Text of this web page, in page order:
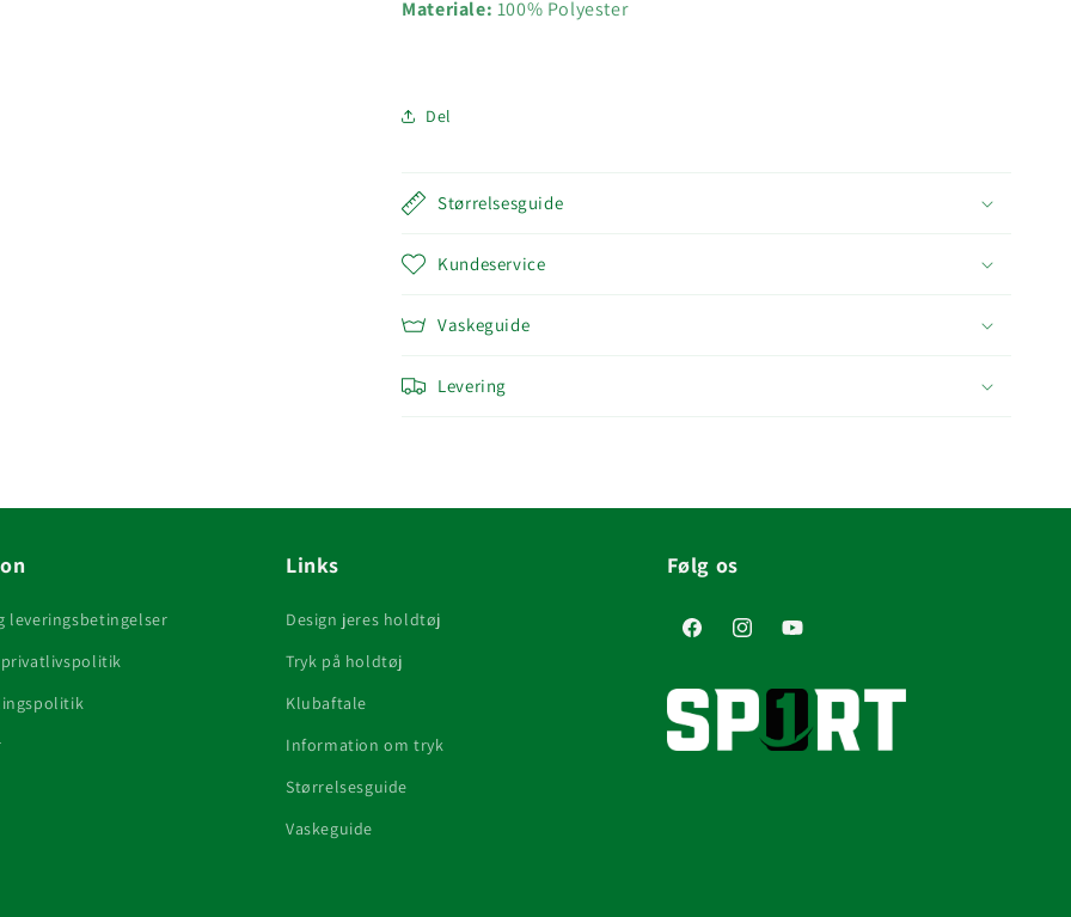
Materiale: 100% Polyester
Del
Størrelsesguide
Kundeservice
Vaskeguide
Levering
leveringsbetingelser
privatlivspolitik
Links
Design jeres holdtøj
Tryk på holdtøj
Klubaftale
Information om tryk
Størrelsesguide
Vaskeguide
Følg os
FacebookInstagramYouTube